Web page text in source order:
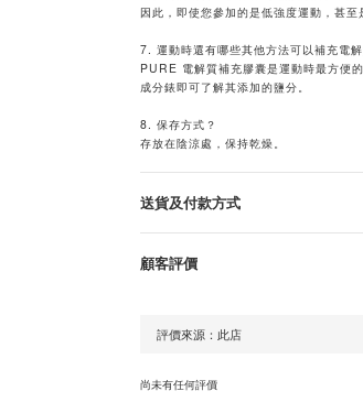
因此，即使您參加的是低強度運動，甚
7. 運動時還有哪些其他方法可以補充電解
PURE 電解質補充膠囊是運動時最方便
成分錶即可了解其添加的鹽分。
8. 保存方式？
存放在陰涼處，保持乾燥。
送貨及付款方式
顧客評價
尚未有任何評價